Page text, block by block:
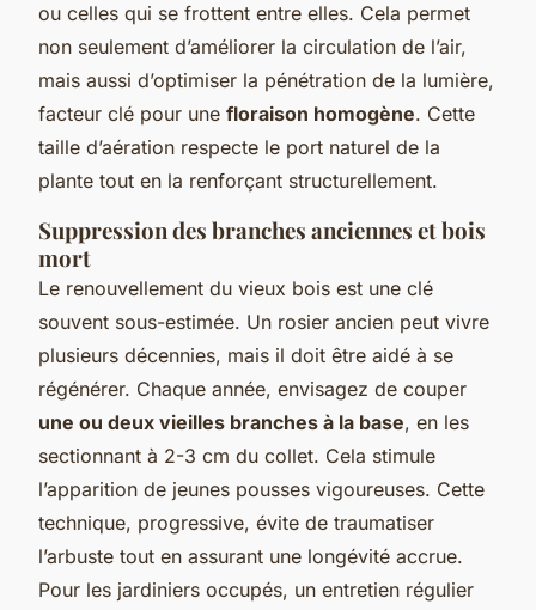
ou celles qui se frottent entre elles. Cela permet
non seulement d’améliorer la circulation de l’air,
mais aussi d’optimiser la pénétration de la lumière,
facteur clé pour une floraison homogène. Cette
taille d’aération respecte le port naturel de la
plante tout en la renforçant structurellement.
Suppression des branches anciennes et bois
mort
Le renouvellement du vieux bois est une clé
souvent sous-estimée. Un rosier ancien peut vivre
plusieurs décennies, mais il doit être aidé à se
régénérer. Chaque année, envisagez de couper
une ou deux vieilles branches à la base, en les
sectionnant à 2-3 cm du collet. Cela stimule
l’apparition de jeunes pousses vigoureuses. Cette
technique, progressive, évite de traumatiser
l’arbuste tout en assurant une longévité accrue.
Pour les jardiniers occupés, un entretien régulier